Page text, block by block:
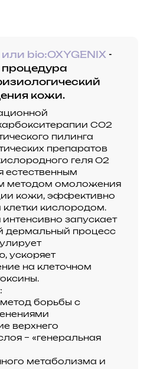
bio:OXYGENIX -
процедура
кожи.
CO2
пилинга
препаратов
геля O2
естественным
методом омоложения
кожи, эффективно
клетки кислородом.
запускает
дермальный процесс
ускоряет
на клеточном
борьбы с
верхнего
– «генеральная
метаболизма и